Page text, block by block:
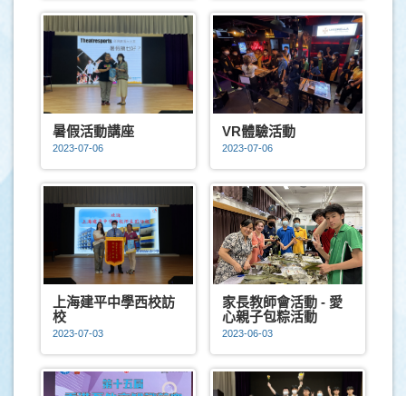
暑假活動講座
2023-07-06
VR體驗活動
2023-07-06
上海建平中學西校訪
校
2023-07-03
家長教師會活動 - 愛
心親子包粽活動
2023-06-03